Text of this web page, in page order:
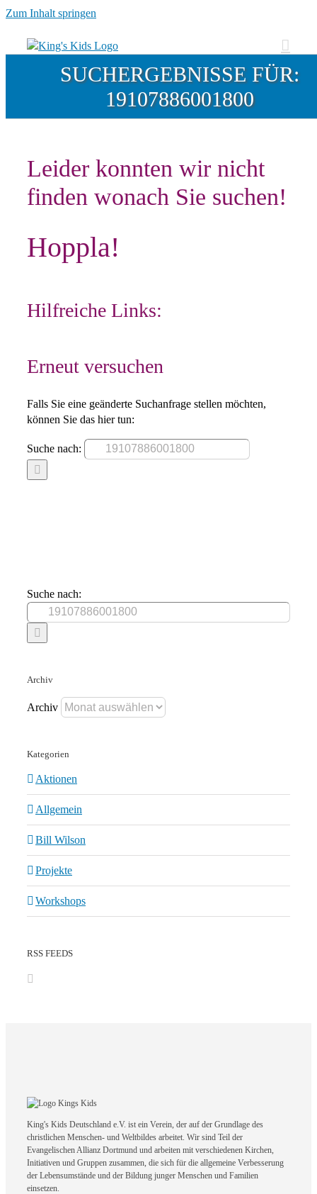
Zum Inhalt springen
SUCHERGEBNISSE FÜR:
19107886001800
Leider konnten wir nicht
finden wonach Sie suchen!
Hoppla!
Hilfreiche Links:
Erneut versuchen
Falls Sie eine geänderte Suchanfrage stellen möchten,
können Sie das hier tun:
Suche nach:
Suche nach:
Archiv
Archiv
Kategorien
Aktionen
Allgemein
Bill Wilson
Projekte
Workshops
RSS FEEDS
King's Kids Deutschland e.V. ist ein Verein, der auf der Grundlage des
christlichen Menschen- und Weltbildes arbeitet. Wir sind Teil der
Evangelischen Allianz Dortmund und arbeiten mit verschiedenen Kirchen,
Initiativen und Gruppen zusammen, die sich für die allgemeine Verbesserung
der Lebensumstände und der Bildung junger Menschen und Familien
einsetzen.